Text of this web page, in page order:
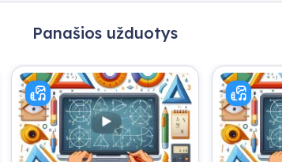
Panašios užduotys